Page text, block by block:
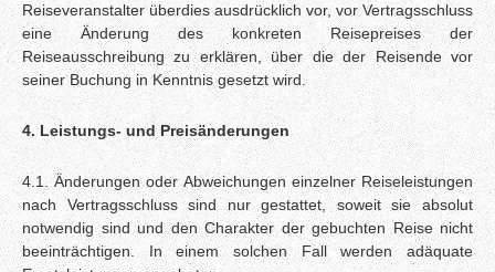
Reiseveranstalter überdies ausdrücklich vor, vor Vertragsschluss
eine Änderung des konkreten Reisepreises der
Reiseausschreibung zu erklären, über die der Reisende vor
seiner Buchung in Kenntnis gesetzt wird.
4. Leistungs- und Preisänderungen
4.1. Änderungen oder Abweichungen einzelner Reiseleistungen
nach Vertragsschluss sind nur gestattet, soweit sie absolut
notwendig sind und den Charakter der gebuchten Reise nicht
beeinträchtigen. In einem solchen Fall werden adäquate